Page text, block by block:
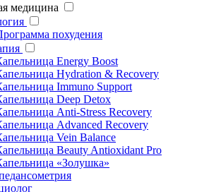
медицина
похудения
Energy Boost
Hydration & Recovery
Immuno Support
Deep Detox
Anti-Stress Recovery
Advanced Recovery
Vein Balance
Beauty Antioxidant Pro
«Золушка»